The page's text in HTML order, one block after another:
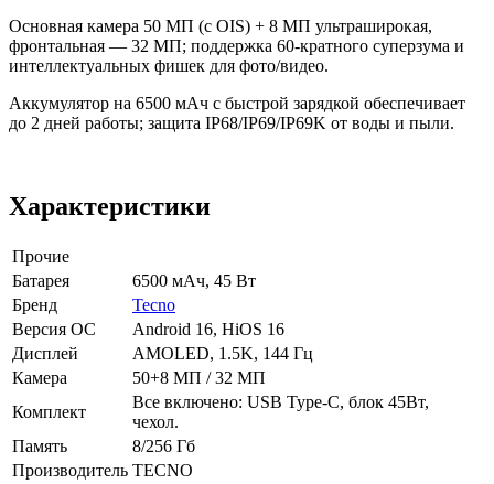
Основная камера 50 МП (с OIS) + 8 МП ультраширокая,
фронтальная — 32 МП; поддержка 60-кратного суперзума и
интеллектуальных фишек для фото/видео.
Аккумулятор на 6500 мАч с быстрой зарядкой обеспечивает
до 2 дней работы; защита IP68/IP69/IP69K от воды и пыли.
Характеристики
Прочие
Батарея
6500 мАч, 45 Вт
Бренд
Tecno
Версия ОС
Android 16, HiOS 16
Дисплей
AMOLED, 1.5K, 144 Гц
Камера
50+8 МП / 32 МП
Комплект
Все включено: USB Type-C, блок 45Вт,
чехол.
Память
8/256 Гб
Производитель TECNO